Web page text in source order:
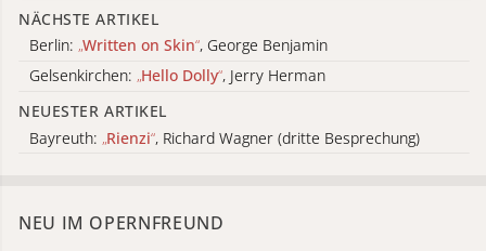
NÄCHSTE ARTIKEL
Berlin: „Written on Skin“, George Benjamin
Gelsenkirchen: „Hello Dolly“, Jerry Herman
NEUESTER ARTIKEL
Bayreuth: „Rienzi“, Richard Wagner (dritte Besprechung)
NEU IM OPERNFREUND